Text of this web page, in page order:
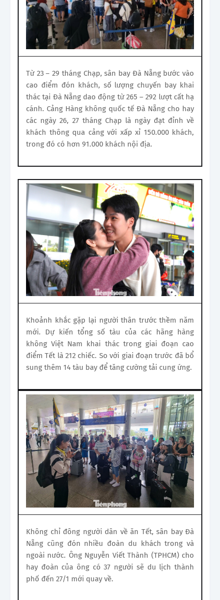
Từ 23 – 29 tháng Chạp, sân bay Đà Nẵng bước vào
cao điểm đón khách, số lượng chuyến bay khai
thác tại Đà Nẵng dao động từ 265 – 292 lượt cất hạ
cánh. Cảng Hàng không quốc tế Đà Nẵng cho hay
các ngày 26, 27 tháng Chạp là ngày đạt đỉnh về
khách thông qua cảng với xấp xỉ 150.000 khách,
trong đó có hơn 91.000 khách nội địa.
Khoảnh khắc gặp lại người thân trước thềm năm
mới. Dự kiến tổng số tàu của các hãng hàng
không Việt Nam khai thác trong giai đoạn cao
điểm Tết là 212 chiếc. So với giai đoạn trước đã bổ
sung thêm 14 tàu bay để tăng cường tải cung ứng.
Không chỉ đông người dân về ăn Tết, sân bay Đà
Nẵng cũng đón nhiều đoàn du khách trong và
ngoài nước. Ông Nguyễn Viết Thành (TPHCM) cho
hay đoàn của ông có 37 người sẽ du lịch thành
phố đến 27/1 mới quay về.